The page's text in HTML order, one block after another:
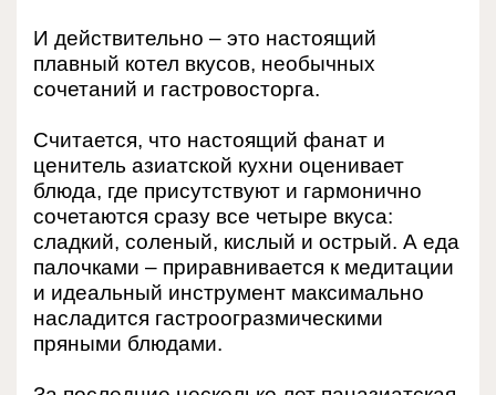
И действительно – это настоящий
плавный котел вкусов, необычных
сочетаний и гастровосторга.
Считается, что настоящий фанат и
ценитель азиатской кухни оценивает
блюда, где присутствуют и гармонично
сочетаются сразу все четыре вкуса:
сладкий, соленый, кислый и острый. А еда
палочками – приравнивается к медитации
и идеальный инструмент максимально
насладится гастроогразмическими
пряными блюдами.